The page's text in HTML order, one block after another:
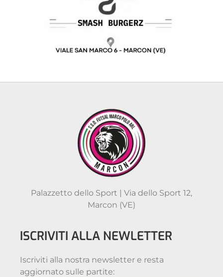
Palazzetto dello Sport | Via dello Sport 12,
Marcon (VE)
ISCRIVITI ALLA NEWLETTER
Iscriviti alla nostra newsletter e resta
aggiornato sulle partite: